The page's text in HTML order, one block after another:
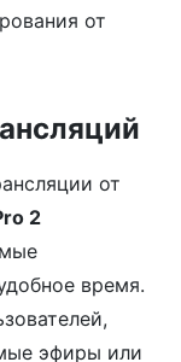
от
от
2
время.
эфиры или